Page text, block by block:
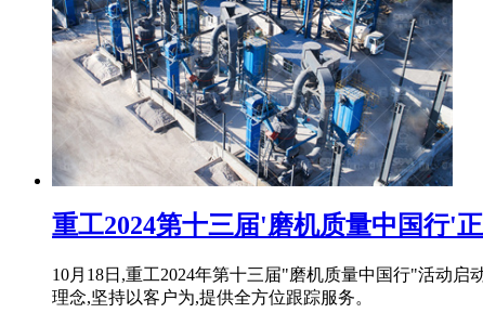
重工2024第十三届'磨机质量中国行'
10月18日,重工2024年第十三届"磨机质量中国行"活动
理念,坚持以客户为,提供全方位跟踪服务。